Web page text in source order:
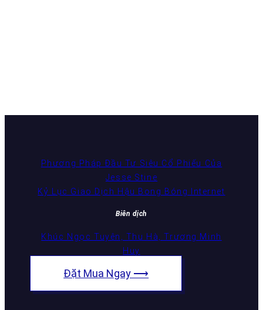
Phương Pháp Đầu Tư Siêu Cổ Phiếu Của
Jesse Stine
Kỷ Lục Giao Dịch Hậu Bong Bóng Internet
Biên dịch
Khúc Ngọc Tuyên, Thu Hà, Trương Minh
Huy
Đặt Mua Ngay ⟶